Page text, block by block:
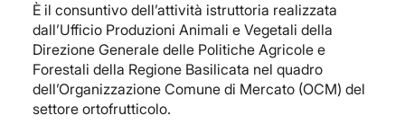
È il consuntivo dell’attività istruttoria realizzata
dall’Ufficio Produzioni Animali e Vegetali della
Direzione Generale delle Politiche Agricole e
Forestali della Regione Basilicata nel quadro
dell’Organizzazione Comune di Mercato (OCM) del
settore ortofrutticolo.